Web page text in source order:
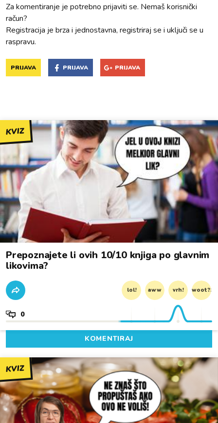
Za komentiranje je potrebno prijaviti se. Nemaš korisnički
račun?
Registracija je brza i jednostavna, registriraj se i uključi se u
raspravu.
PRIJAVA PRIJAVA PRIJAVA
KVIZ
Prepoznajete li ovih 10/10 knjiga po glavnim
likovima?
lol! aww vrh! woot?!
0
KOMENTIRAJ
KVIZ